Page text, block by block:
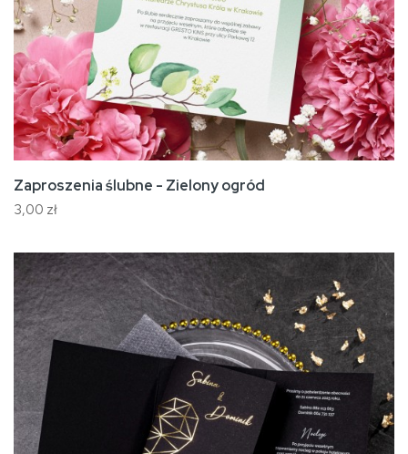
Zaproszenia ślubne - Zielony ogród
3,00 zł